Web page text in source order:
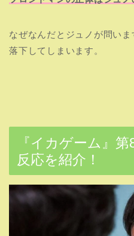
なぜなんだとジュノが問い
落下してしまいます。
『イカゲーム』
反応を紹介！